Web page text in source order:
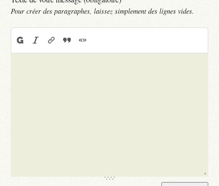
Pour créer des paragraphes, laissez simplement des lignes vides.